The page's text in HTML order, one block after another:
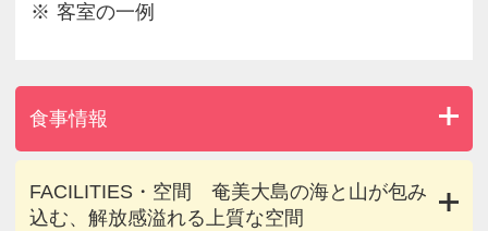
客室の一例
食事情報
FACILITIES・空間 奄美大島の海と山が包み
込む、解放感溢れる上質な空間